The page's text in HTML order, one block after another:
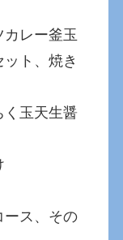
カレー釜玉
ット、焼き
く玉天生醤
ース、その